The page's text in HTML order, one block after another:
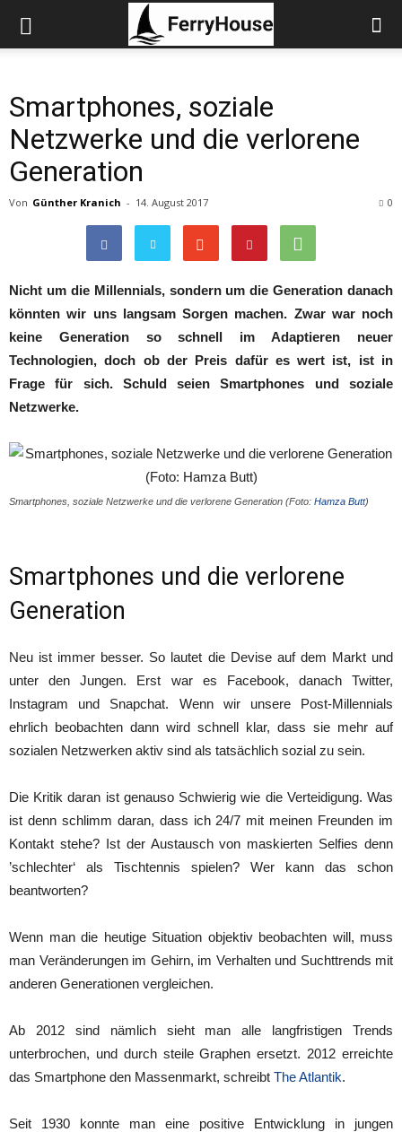
Smartphones, soziale
Netzwerke und die verlorene
Generation
Von Günther Kranich - 14. August 2017 0
Nicht um die Millennials, sondern um die Generation danach
könnten wir uns langsam Sorgen machen. Zwar war noch
keine Generation so schnell im Adaptieren neuer
Technologien, doch ob der Preis dafür es wert ist, ist in
Frage für sich. Schuld seien Smartphones und soziale
Netzwerke.
Smartphones, soziale Netzwerke und die verlorene Generation (Foto: Hamza Butt)
Smartphones und die verlorene
Generation
Neu ist immer besser. So lautet die Devise auf dem Markt und
unter den Jungen. Erst war es Facebook, danach Twitter,
Instagram und Snapchat. Wenn wir unsere Post-Millennials
ehrlich beobachten dann wird schnell klar, dass sie mehr auf
sozialen Netzwerken aktiv sind als tatsächlich sozial zu sein.
Die Kritik daran ist genauso Schwierig wie die Verteidigung. Was
ist denn schlimm daran, dass ich 24/7 mit meinen Freunden im
Kontakt stehe? Ist der Austausch von maskierten Selfies denn
’schlechter‘ als Tischtennis spielen? Wer kann das schon
beantworten?
Wenn man die heutige Situation objektiv beobachten will, muss
man Veränderungen im Gehirn, im Verhalten und Suchttrends mit
anderen Generationen vergleichen.
Ab 2012 sind nämlich sieht man alle langfristigen Trends
unterbrochen, und durch steile Graphen ersetzt. 2012 erreichte
das Smartphone den Massenmarkt, schreibt The Atlantik.
Seit 1930 konnte man eine positive Entwicklung in jungen